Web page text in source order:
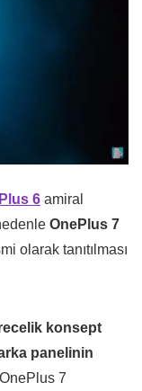
6 amiral
OnePlus 7
olarak tanıtılması
konsept
panelinin
7